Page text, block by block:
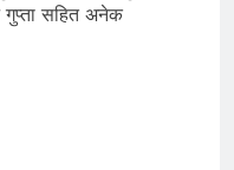
गुप्ता सहित अनेक